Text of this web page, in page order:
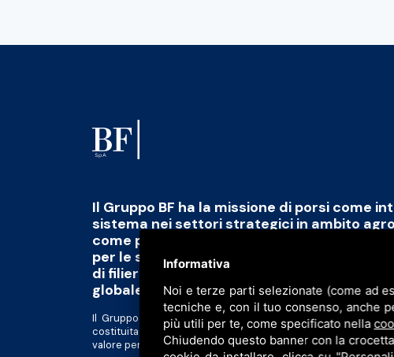
Il Gruppo BF ha la missione di porsi come
sistema nei settori strategici in ambito
come polo di eccellenza capace di formare
per le sfide del futuro abbinato alla
di filiera di qualità, scalabile e tracciabile,
globale
Il Gruppo BF è divenuto una piattaforma al servizio
costituita da realtà tra loro complementari in forte sinergia
valore per gli azionisti e tutti gli altri stakeholder.
Informativa
Noi e terze parti selezionate (come ad
tecniche e, con il tuo consenso, anche
più utili per te, come specificato nella
Chiudendo questo banner con la